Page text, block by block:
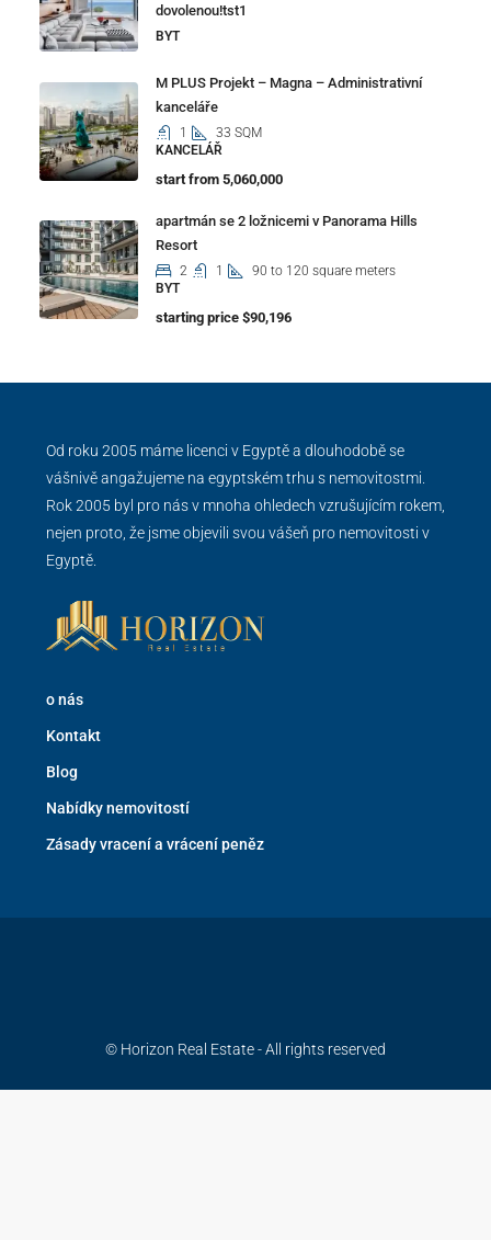
dovolenou!tst1
BYT
M PLUS Projekt – Magna – Administrativní
kanceláře
1
33 SQM
KANCELÁŘ
start from 5,060,000
apartmán se 2 ložnicemi v Panorama Hills
Resort
2 1
90 to 120 square meters
BYT
starting price $90,196
Od roku 2005 máme licenci v Egyptě a dlouhodobě se
vášnivě angažujeme na egyptském trhu s nemovitostmi.
Rok 2005 byl pro nás v mnoha ohledech vzrušujícím rokem,
nejen proto, že jsme objevili svou vášeň pro nemovitosti v
Egyptě.
o nás
Kontakt
Blog
Nabídky nemovitostí
Zásady vracení a vrácení peněz
© Horizon Real Estate - All rights reserved